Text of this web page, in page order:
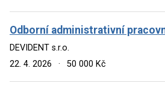
Odborní administrativní
DEVIDENT s.r.o.
22. 4. 2026
· 50 000 Kč